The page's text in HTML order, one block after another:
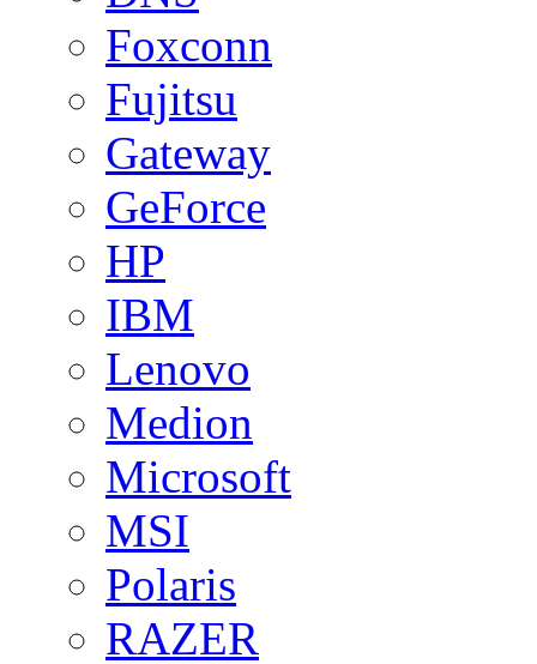
Foxconn
Fujitsu
Gateway
GeForce
HP
IBM
Lenovo
Medion
Microsoft
MSI
Polaris
RAZER